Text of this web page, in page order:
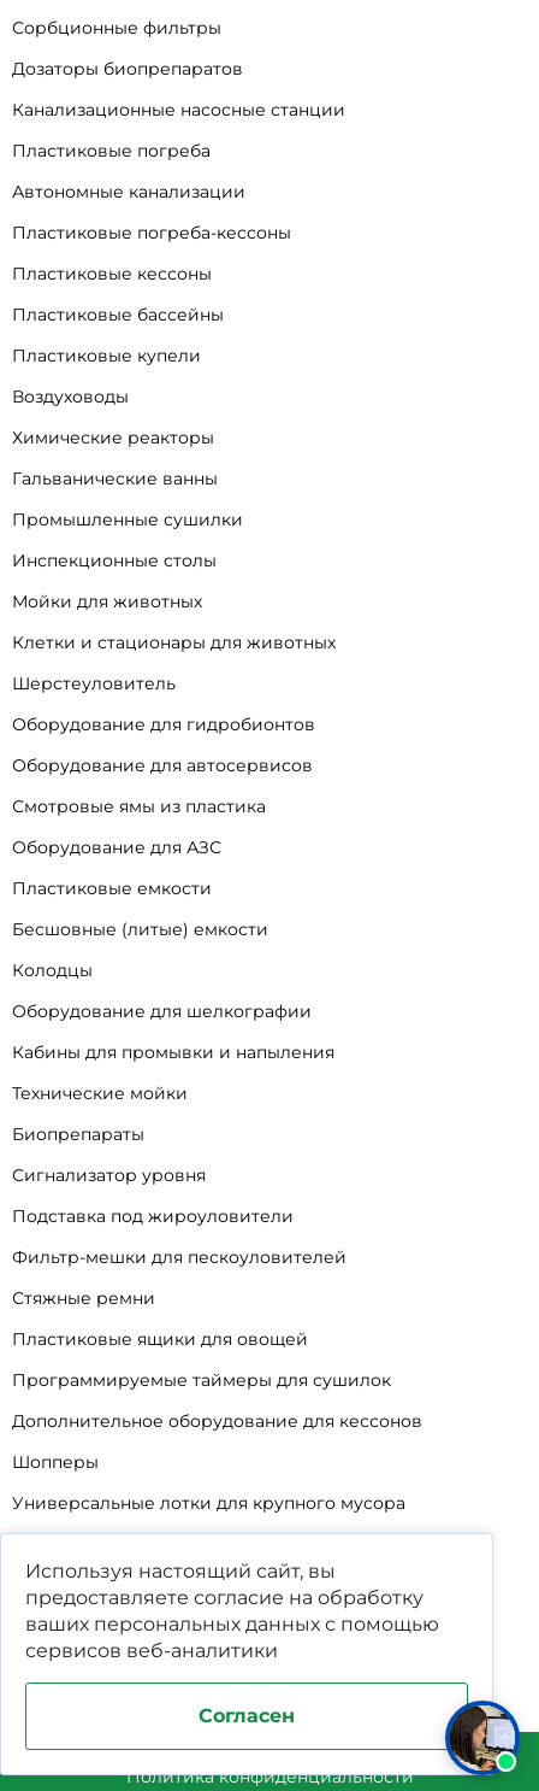
Сорбционные фильтры
Дозаторы биопрепаратов
Канализационные насосные станции
Пластиковые погреба
Автономные канализации
Пластиковые погреба-кессоны
Пластиковые кессоны
Пластиковые бассейны
Пластиковые купели
Воздуховоды
Химические реакторы
Гальванические ванны
Промышленные сушилки
Инспекционные столы
Мойки для животных
Клетки и стационары для животных
Шерстеуловитель
Оборудование для гидробионтов
Оборудование для автосервисов
Смотровые ямы из пластика
Оборудование для АЗС
Пластиковые емкости
Бесшовные (литые) емкости
Колодцы
Оборудование для шелкографии
Кабины для промывки и напыления
Технические мойки
Биопрепараты
Сигнализатор уровня
Подставка под жироуловители
Фильтр-мешки для пескоуловителей
Стяжные ремни
Пластиковые ящики для овощей
Программируемые таймеры для сушилок
Дополнительное оборудование для кессонов
Шопперы
Универсальные лотки для крупного мусора
Уцененные товары
Поддержка и продвижение сайта студия WPNEW
Политика конфиденциальности
Используя настоящий сайт, вы
предоставляете согласие на обработку
ваших персональных данных с помощью
сервисов веб-аналитики
Согласен